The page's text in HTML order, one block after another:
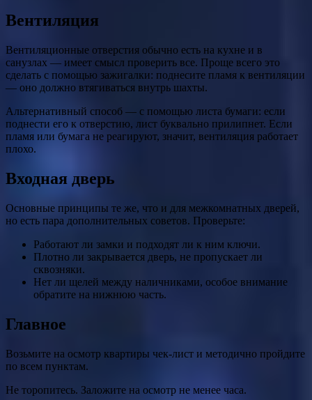
Вентиляция
Вентиляционные отверстия обычно есть на кухне и в
санузлах — имеет смысл проверить все. Проще всего это
сделать с помощью зажигалки: поднесите пламя к вентиляции
— оно должно втягиваться внутрь шахты.
Альтернативный способ — с помощью листа бумаги: если
поднести его к отверстию, лист буквально прилипнет. Если
пламя или бумага не реагируют, значит, вентиляция работает
плохо.
Входная дверь
Основные принципы те же, что и для межкомнатных дверей,
но есть пара дополнительных советов. Проверьте:
Работают ли замки и подходят ли к ним ключи.
Плотно ли закрывается дверь, не пропускает ли
сквозняки.
Нет ли щелей между наличниками, особое внимание
обратите на нижнюю часть.
Главное
Возьмите на осмотр квартиры чек-лист и методично пройдите
по всем пунктам.
Не торопитесь. Заложите на осмотр не менее часа.